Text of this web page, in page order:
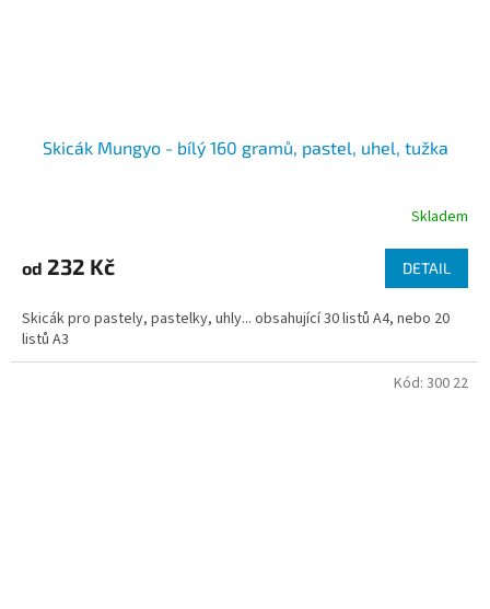
Skicák Mungyo - bílý 160 gramů, pastel, uhel, tužka
Skladem
od 232 Kč DETAIL
Skicák pro pastely, pastelky, uhly... obsahující 30 listů A4, nebo 20
listů A3
Kód: 300 22